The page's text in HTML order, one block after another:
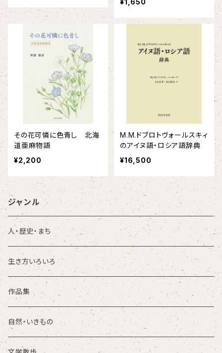
¥1,650
その花可憐に色青し 北海
道亜麻物語
¥2,200
M.M.ドブロトヴォールスキィ
のアイヌ語・ロシア語辞典
¥16,500
ジャンル
人・歴史・まち
生き方いろいろ
作品集
自然・いきもの